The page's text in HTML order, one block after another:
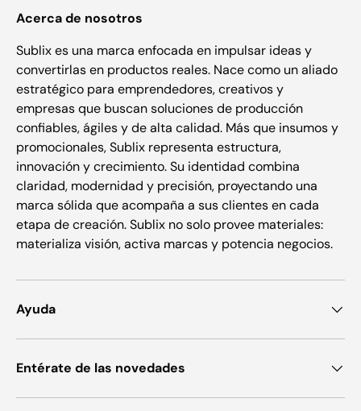
Acerca de nosotros
Sublix es una marca enfocada en impulsar ideas y
convertirlas en productos reales. Nace como un aliado
estratégico para emprendedores, creativos y
empresas que buscan soluciones de producción
confiables, ágiles y de alta calidad. Más que insumos y
promocionales, Sublix representa estructura,
innovación y crecimiento. Su identidad combina
claridad, modernidad y precisión, proyectando una
marca sólida que acompaña a sus clientes en cada
etapa de creación. Sublix no solo provee materiales:
materializa visión, activa marcas y potencia negocios.
Ayuda
Entérate de las novedades